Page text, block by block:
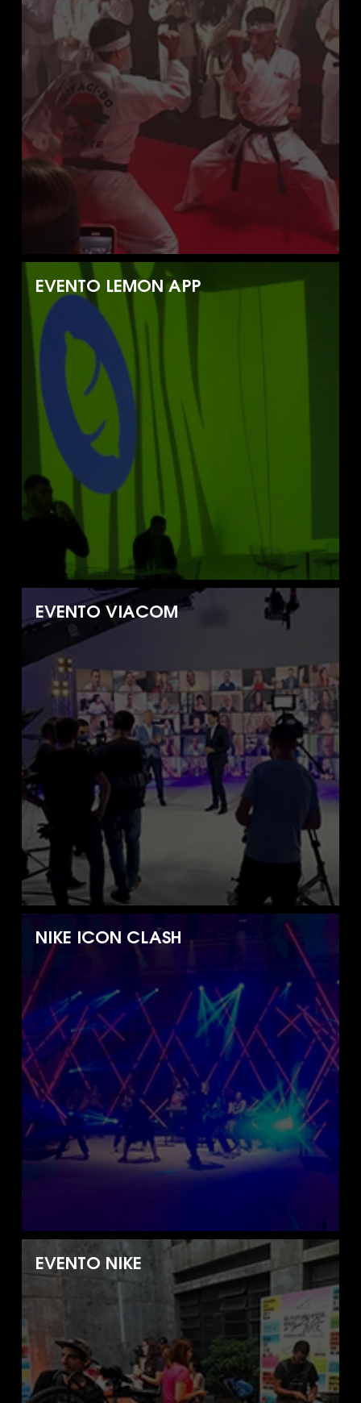
EVENTO LEMON APP
EVENTO VIACOM
NIKE ICON CLASH
EVENTO NIKE